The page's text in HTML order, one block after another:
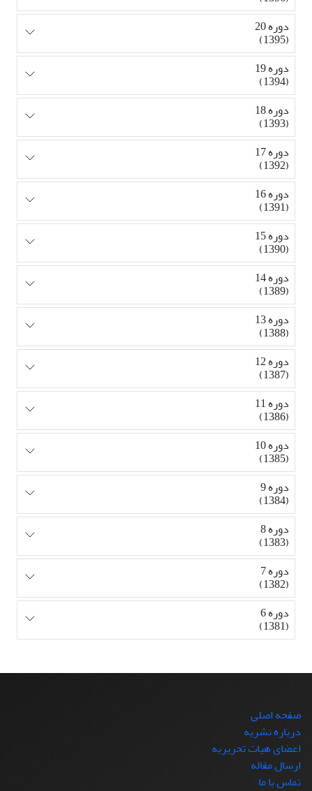
دوره 20
(1395)
دوره 19
(1394)
دوره 18
(1393)
دوره 17
(1392)
دوره 16
(1391)
دوره 15
(1390)
دوره 14
(1389)
دوره 13
(1388)
دوره 12
(1387)
دوره 11
(1386)
دوره 10
(1385)
دوره 9
(1384)
دوره 8
(1383)
دوره 7
(1382)
دوره 6
(1381)
صفحه اصلی
درباره نشریه
اعضای هیات تحریریه
ارسال مقاله
تماس با ما